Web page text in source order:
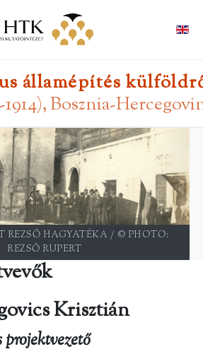
államépítés
Bosznia-
REZSŐ HAGYATÉKA / © PHOTO:
REZSŐ RUPERT
Krisztián
projektvezető